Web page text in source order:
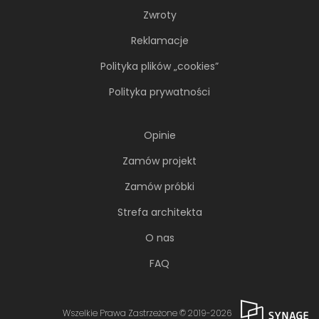
Zwroty
Reklamacje
Polityka plików „cookies”
Polityka prywatności
Opinie
Zamów projekt
Zamów próbki
Strefa architekta
O nas
FAQ
Wszelkie Prawa Zastrzeżone © 2019-2026